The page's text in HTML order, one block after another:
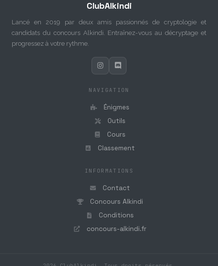
ClubAlkindi
Lancé en 2019 par deux amis passionnés de cryptologie et
candidats du concours Alkindi. Entraînez-vous au décryptage et
progressez à votre rythme.
NAVIGATION
Énigmes
Outils
Cours
Classement
INFORMATIONS
Contact
Concours Alkindi
Conditions
concours-alkindi.fr